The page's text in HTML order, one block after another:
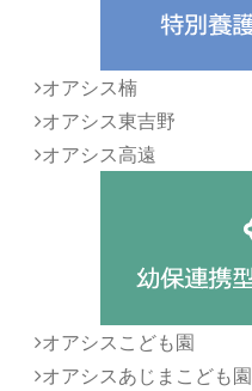
オアシス楠
オアシス東吉野
オアシス高遠
オアシスこども園
オアシスあじまこども園